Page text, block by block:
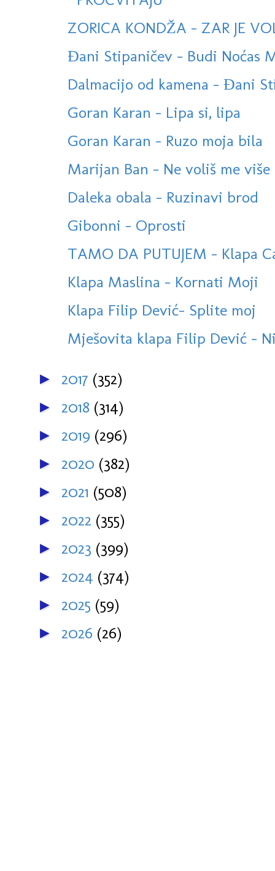
ZORICA KONDŽA - ZAR JE
Đani Stipaničev - Budi Noćas
Dalmacijo od kamena - Đani
Goran Karan - Lipa si, lipa
Goran Karan - Ruzo moja bila
Marijan Ban - Ne voliš me
Daleka obala - Ruzinavi brod
Gibonni - Oprosti
TAMO DA PUTUJEM - Klapa
Klapa Maslina - Kornati Moji
Klapa Filip Dević- Splite moj
Mješovita klapa Filip Dević -
► 2017 (352)
► 2018 (314)
► 2019 (296)
► 2020 (382)
► 2021 (508)
► 2022 (355)
► 2023 (399)
► 2024 (374)
► 2025 (59)
► 2026 (26)